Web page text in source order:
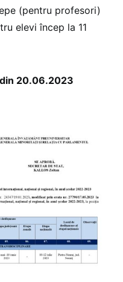
(pentru profesori)
elevi încep la 11
din 20.06.2023